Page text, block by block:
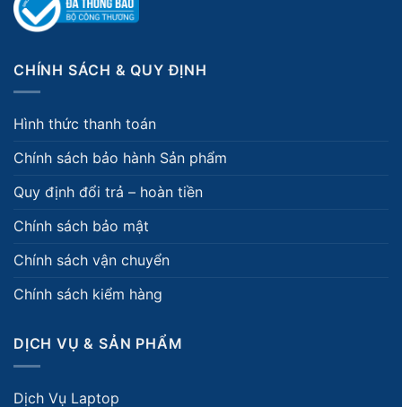
CHÍNH SÁCH & QUY ĐỊNH
Hình thức thanh toán
Chính sách bảo hành Sản phẩm
Quy định đổi trả – hoàn tiền
Chính sách bảo mật
Chính sách vận chuyển
Chính sách kiểm hàng
DỊCH VỤ & SẢN PHẨM
Dịch Vụ Laptop